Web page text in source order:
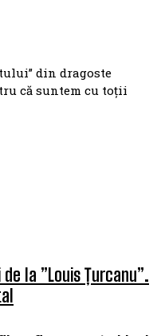
din dragoste
că suntem cu toții
la ”Louis Țurcanu”.